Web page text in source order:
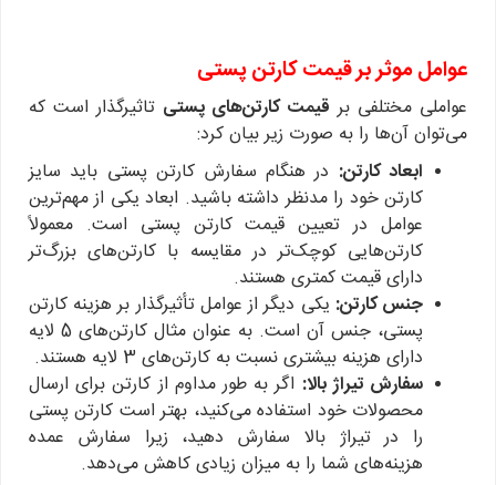
عوامل موثر بر قیمت کارتن پستی
عواملی مختلفی بر قیمت کارتن‌های پستی تاثیرگذار است که
می‌توان آن‌ها را به صورت زیر بیان کرد:
ابعاد کارتن: در هنگام سفارش کارتن پستی باید سایز
کارتن خود را مدنظر داشته باشید. ابعاد یکی از مهم‌ترین
عوامل در تعیین قیمت کارتن پستی است. معمولاً
کارتن‌هایی کوچک‌تر در مقایسه با کارتن‌های بزرگ‌تر
دارای قیمت کمتری هستند.
جنس کارتن: یکی دیگر از عوامل تأثیرگذار بر هزینه کارتن
پستی، جنس آن است. به عنوان مثال کارتن‌های 5 لایه
دارای هزینه بیشتری نسبت به کارتن‌های 3 لایه هستند.
سفارش تیراژ بالا: اگر به طور مداوم از کارتن برای ارسال
محصولات خود استفاده می‌کنید، بهتر است کارتن پستی
را در تیراژ بالا سفارش دهید، زیرا سفارش عمده
هزینه‌های شما را به میزان زیادی کاهش می‌دهد.